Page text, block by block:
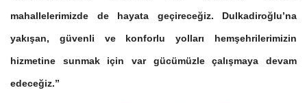
mahallelerimizde de hayata geçireceğiz. Dulkadiroğlu’na
yakışan, güvenli ve konforlu yolları hemşehrilerimizin
hizmetine sunmak için var gücümüzle çalışmaya devam
edeceğiz.”